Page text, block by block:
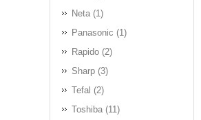
Neta (1)
Panasonic (1)
Rapido (2)
Sharp (3)
Tefal (2)
Toshiba (11)